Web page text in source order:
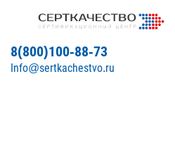
8(800)100-88-73
Info@sertkachestvo.ru